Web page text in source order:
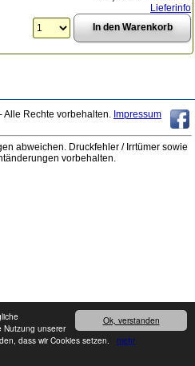
Ok, verstanden
Nutzung unserer
dass wir Cookies setzen. mehr
Lieferinfo
- Alle Rechte vorbehalten. Impressum
abweichen. Druckfehler / Irrtümer sowie
vorbehalten.